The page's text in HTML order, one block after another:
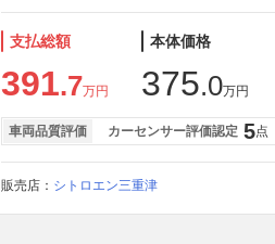
支払総額
391.7万円
本体価格
375.0万円
車両品質評価 カーセンサー評価認定 5点
販売店： シトロエン三重津